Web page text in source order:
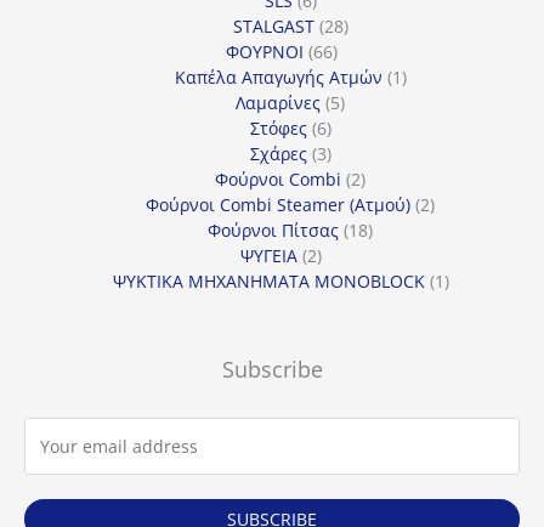
προϊόντα
STALGAST 2828
ΦΟΥΡΝΟΙ 6666
προϊόντα
Καπέλα Απαγωγής Ατμών 11
Λαμαρίνες 55
Στόφες 66
προϊόντα
Σχάρες 33
προϊόντα
Φούρνοι Combi 22
προϊόντα
Φούρνοι Combi Steamer (Ατμού) 22
Φούρνοι Πίτσας 1818
ΨΥΓΕΙΑ 22
προϊόντα
ΨΥΚΤΙΚΑ ΜΗΧΑΝΗΜΑΤΑ MONOBLOCK 11
Subscribe
SUBSCRIBE